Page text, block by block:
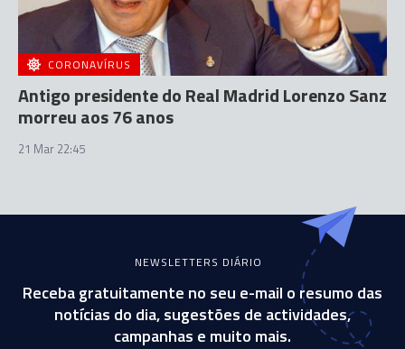
CORONAVÍRUS
Antigo presidente do Real Madrid Lorenzo Sanz
morreu aos 76 anos
21 Mar 22:45
NEWSLETTERS DIÁRIO
Receba gratuitamente no seu e-mail o resumo das
notícias do dia, sugestões de actividades,
campanhas e muito mais.